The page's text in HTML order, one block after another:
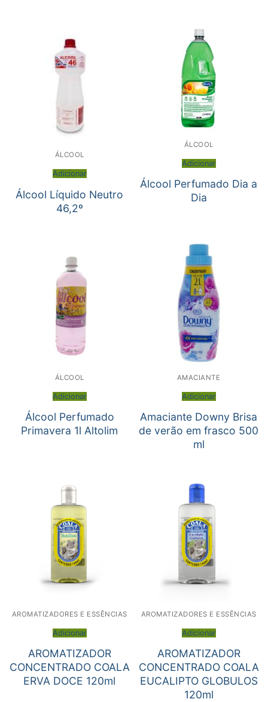
ÁLCOOL
Adicionar
Álcool Líquido Neutro
46,2º
ÁLCOOL
Adicionar
Álcool Perfumado Dia a
Dia
ÁLCOOL
Adicionar
Álcool Perfumado
Primavera 1l Altolim
AMACIANTE
Adicionar
Amaciante Downy Brisa
de verão em frasco 500
ml
AROMATIZADORES E ESSÊNCIAS
Adicionar
AROMATIZADOR
CONCENTRADO COALA
ERVA DOCE 120ml
AROMATIZADORES E ESSÊNCIAS
Adicionar
AROMATIZADOR
CONCENTRADO COALA
EUCALIPTO GLOBULOS
120ml